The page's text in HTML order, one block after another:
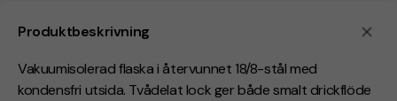
Produktbeskrivning
Vakuumisolerad flaska i återvunnet 18/8-stål med
kondensfri utsida. Tvådelat lock ger både smalt drickflöde